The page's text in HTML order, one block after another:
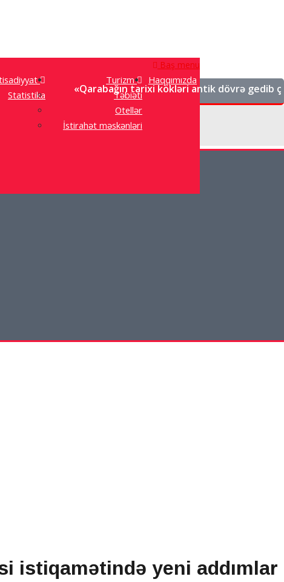
«Qarabağın tarixi kökləri antik dövrə gedib
Baş menu
Statistika
Turizm
Təbiəti
Otellər
İstirahət məskənləri
Haqqımızda
istiqamətində yeni addımlar